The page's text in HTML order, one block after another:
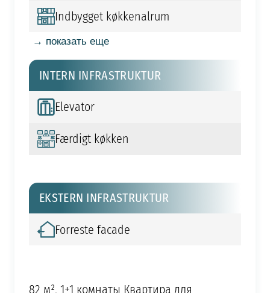
Indbygget køkkenalrum
→ показать еще
INTERN INFRASTRUKTUR
Elevator
Færdigt køkken
EKSTERN INFRASTRUKTUR
Forreste facade
82 м², 1+1 комнаты Квартира для